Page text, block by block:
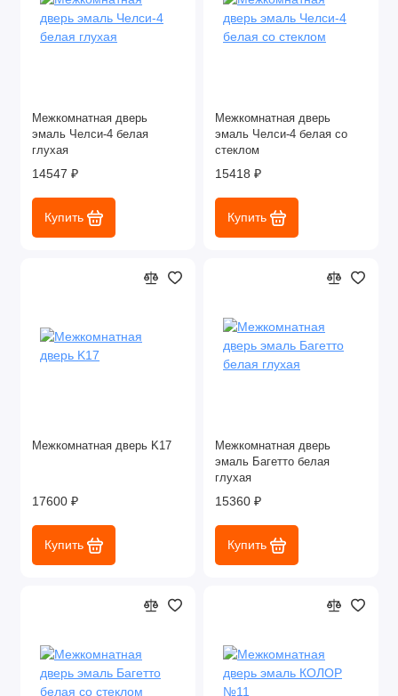
Межкомнатная дверь
эмаль Челси-4 белая
глухая
14547 ₽
Купить
Межкомнатная дверь
эмаль Челси-4 белая со
стеклом
15418 ₽
Купить
Межкомнатная дверь K17
17600 ₽
Купить
Межкомнатная дверь
эмаль Багетто белая
глухая
15360 ₽
Купить